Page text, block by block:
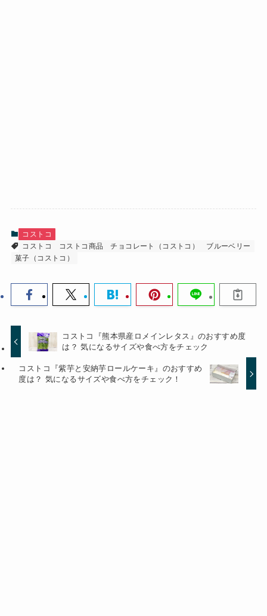
コストコ
コストコ
コストコ商品 チョコレート（コストコ）
ブルーベリー
菓子（コストコ）
コストコ『熊本県産ロメインレタス』のおすすめ度
は？ 気になるサイズや食べ方をチェック
コストコ『紫芋と安納芋ロールケーキ』のおすすめ
度は？ 気になるサイズや食べ方をチェック！